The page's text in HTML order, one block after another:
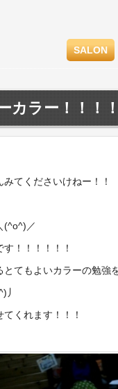
SALON
カラー！！！
てくださいけねー！！
(^o^)／
！！！！！！
てもよいカラーの勉強
くれます！！！